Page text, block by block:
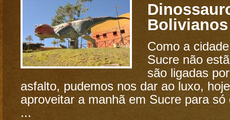
Bolivianos
Como a
Sucre não
são ligadas
asfalto, pudemos nos dar ao luxo,
aproveitar a manhã em Sucre para só
...